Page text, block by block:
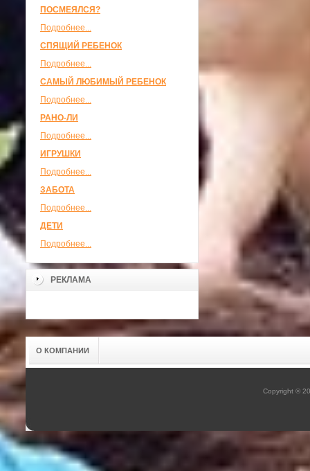
ПОСМЕЯЛСЯ?
Подробнее...
СПЯЩИЙ РЕБЕНОК
Подробнее...
САМЫЙ ЛЮБИМЫЙ РЕБЕНОК
Подробнее...
РАНО-ЛИ
Подробнее...
ИГРУШКИ
Подробнее...
ЗАБОТА
Подробнее...
ДЕТИ
Подробнее...
РЕКЛАМА
О КОМПАНИИ
Copyright ©